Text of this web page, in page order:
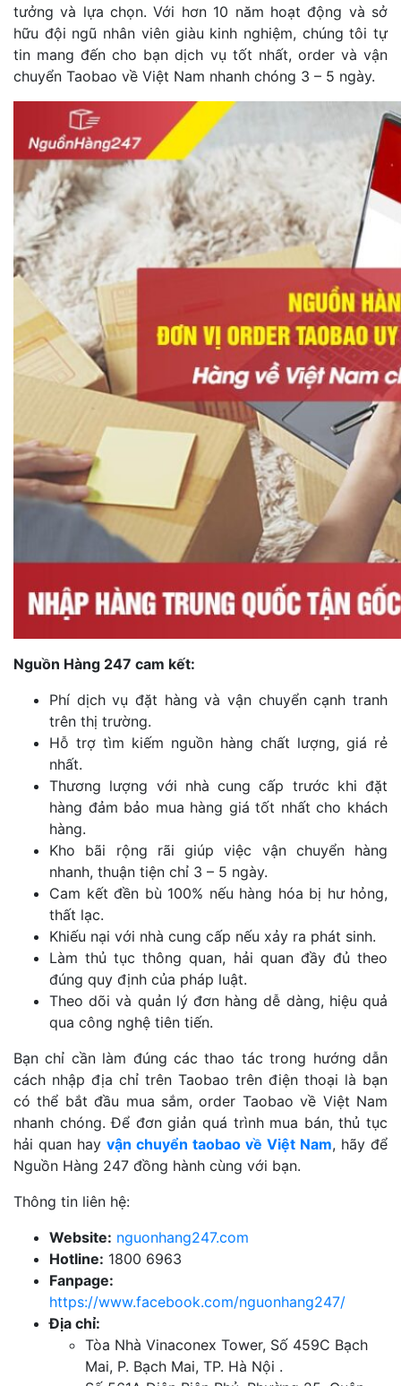
tưởng và lựa chọn. Với hơn 10 năm hoạt động và sở
hữu đội ngũ nhân viên giàu kinh nghiệm, chúng tôi tự
tin mang đến cho bạn dịch vụ tốt nhất, order và vận
chuyển Taobao về Việt Nam nhanh chóng 3 – 5 ngày.
Nguồn Hàng 247 cam kết:
Phí dịch vụ đặt hàng và vận chuyển cạnh tranh
trên thị trường.
Hỗ trợ tìm kiếm nguồn hàng chất lượng, giá rẻ
nhất.
Thương lượng với nhà cung cấp trước khi đặt
hàng đảm bảo mua hàng giá tốt nhất cho khách
hàng.
Kho bãi rộng rãi giúp việc vận chuyển hàng
nhanh, thuận tiện chỉ 3 – 5 ngày.
Cam kết đền bù 100% nếu hàng hóa bị hư hỏng,
thất lạc.
Khiếu nại với nhà cung cấp nếu xảy ra phát sinh.
Làm thủ tục thông quan, hải quan đầy đủ theo
đúng quy định của pháp luật.
Theo dõi và quản lý đơn hàng dễ dàng, hiệu quả
qua công nghệ tiên tiến.
Bạn chỉ cần làm đúng các thao tác trong hướng dẫn
cách nhập địa chỉ trên Taobao trên điện thoại là bạn
có thể bắt đầu mua sắm, order Taobao về Việt Nam
nhanh chóng. Để đơn giản quá trình mua bán, thủ tục
hải quan hay vận chuyển taobao về Việt Nam, hãy để
Nguồn Hàng 247 đồng hành cùng với bạn.
Thông tin liên hệ:
Website: nguonhang247.com
Hotline: 1800 6963
Fanpage:
https://www.facebook.com/nguonhang247/
Địa chỉ:
Tòa Nhà Vinaconex Tower, Số 459C Bạch
Mai, P. Bạch Mai, TP. Hà Nội .